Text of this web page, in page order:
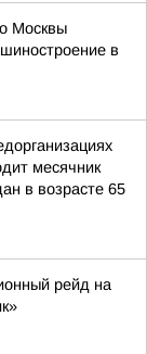
Москвы
в
месячник
в возрасте 65
рейд на